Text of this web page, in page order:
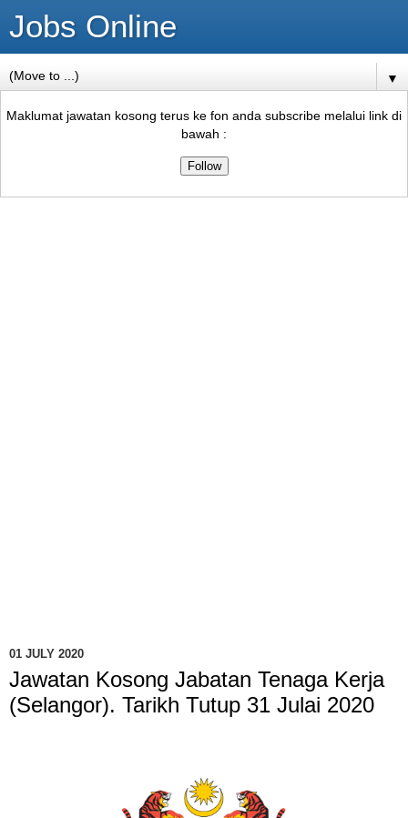
Jobs Online
▼
Maklumat jawatan kosong terus ke fon anda subscribe melalui link di
bawah :
01 JULY 2020
Jawatan Kosong Jabatan Tenaga Kerja
(Selangor). Tarikh Tutup 31 Julai 2020